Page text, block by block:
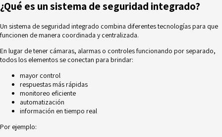
¿Qué es un sistema de seguridad integrado?
Un sistema de seguridad integrado combina diferentes tecnologías para que
funcionen de manera coordinada y centralizada.
En lugar de tener cámaras, alarmas o controles funcionando por separado,
todos los elementos se conectan para brindar:
mayor control
respuestas más rápidas
monitoreo eficiente
automatización
información en tiempo real
Por ejemplo: